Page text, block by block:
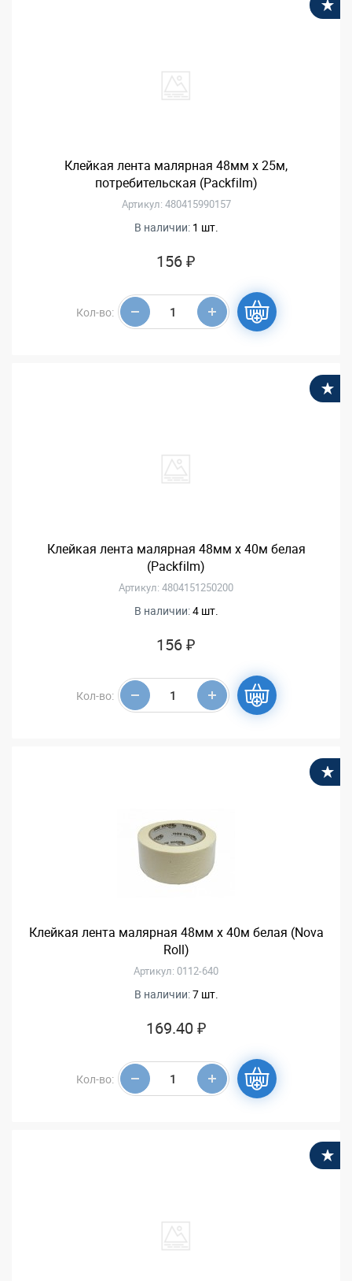
Клейкая лента малярная 48мм х 25м,
потребительская (Packfilm)
Артикул: 480415990157
В наличии: 1 шт.
156 ₽
Кол-во:
Клейкая лента малярная 48мм х 40м белая
(Packfilm)
Артикул: 4804151250200
В наличии:4 шт.
156 ₽
Кол-во:
Клейкая лента малярная 48мм х 40м белая (Nova
Roll)
Артикул: 0112-640
В наличии:7 шт.
169.40 ₽
Кол-во: